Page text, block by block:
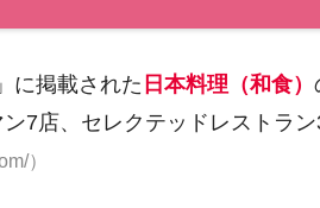
に掲載された 日本料理（和食）
7店、セレクテッドレストラン
）